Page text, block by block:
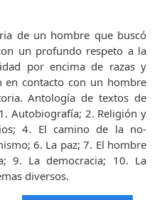
de un hombre que buscó
un profundo respeto a la
por encima de razas y
en contacto con un hombre
Antología de textos de
Autobiografía; 2. Religión y
4. El camino de la no-
6. La paz; 7. El hombre
9. La democracia; 10. La
diversos.